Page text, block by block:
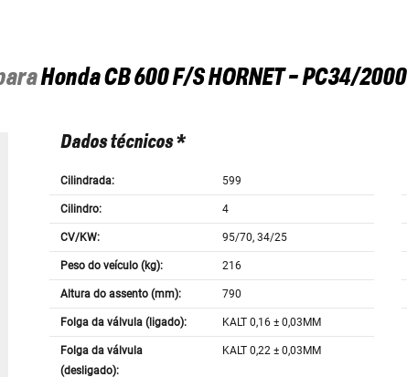
HondaCB 600 F/S HORNET - PC34/2000
Dados técnicos *
Cilindrada: 599
Cilindro: 4
CV/KW: 95/70, 34/25
Peso do veículo (kg): 216
Altura do assento (mm): 790
Folga da válvula (ligado): KALT 0,16 ± 0,03MM
Folga da válvula
(desligado):
KALT 0,22 ± 0,03MM